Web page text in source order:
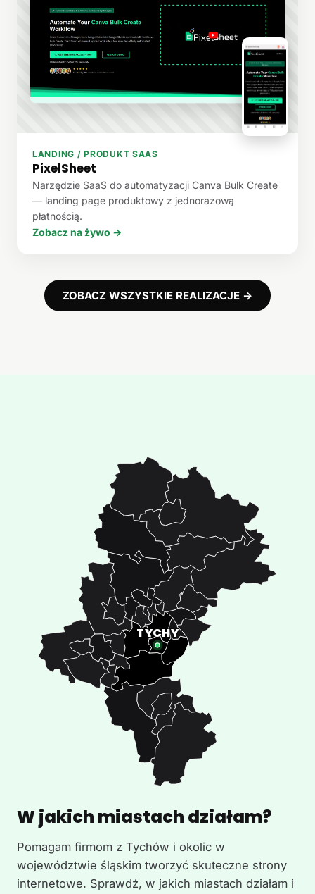
LANDING / PRODUKT SAAS
PixelSheet
Narzędzie SaaS do automatyzacji Canva Bulk Create
— landing page produktowy z jednorazową
płatnością.
Zobacz na żywo →
ZOBACZ WSZYSTKIE REALIZACJE →
W jakich miastach działam?
Pomagam firmom z Tychów i okolic w
województwie śląskim tworzyć skuteczne strony
internetowe. Sprawdź, w jakich miastach działam i